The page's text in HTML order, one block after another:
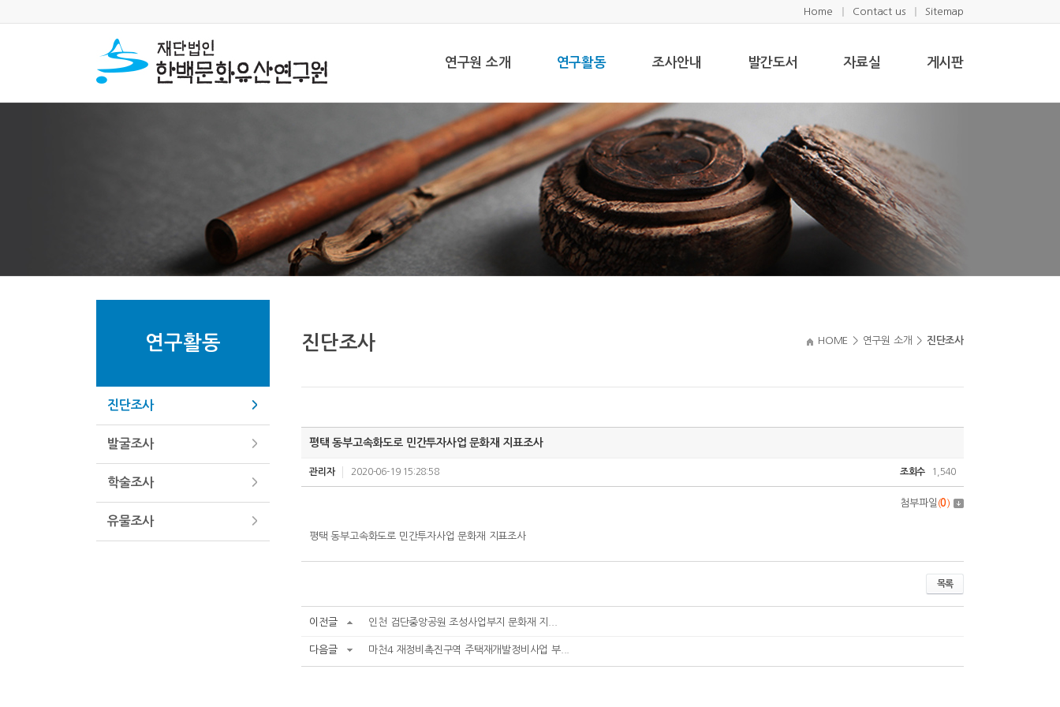
Home Contact us Sitemap
연구원 소개 연구활동 조사안내 발간도서 자료실 게시판
연구활동
진단조사
발굴조사
학술조사
유물조사
진단조사 HOME > 연구원 소개 > 진단조사
평택 동부고속화도로 민간투자사업 문화재 지표조사
관리자 2020-06-19 15:28:58 조회수 1,540
첨부파일 (0)
평택 동부고속화도로 민간투자사업 문화재 지표조사
목록
이전글 인천 검단중앙공원 조성사업부지 문화재 지...
다음글 마천4 재정비촉진구역 주택재개발정비사업 부...